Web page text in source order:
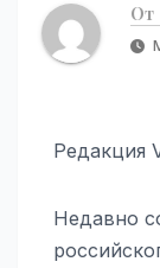
От
Редакция
Недавно